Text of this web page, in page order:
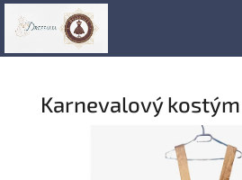
Přejít
Karnevalový kostým